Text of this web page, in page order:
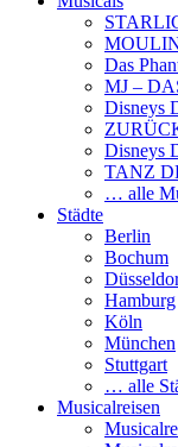
Das
MJ –
Disneys
Disneys
TANZ
… alle
Städte
Berlin
Bochum
Hamburg
Köln
München
Stuttgart
… alle
Musicalreisen